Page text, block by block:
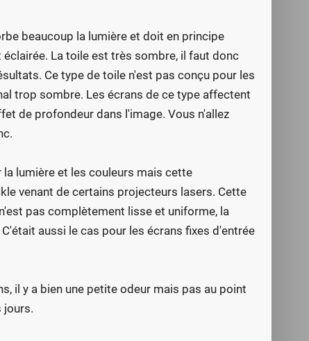
beaucoup la lumière et doit en principe
La toile est très sombre, il faut donc
Ce type de toile n'est pas conçu pour les
trop sombre. Les écrans de ce type affectent
de profondeur dans l'image. Vous n'allez
lumière et les couleurs mais cette
venant de certains projecteurs lasers. Cette
pas complètement lisse et uniforme, la
aussi le cas pour les écrans fixes d'entrée
il y a bien une petite odeur mais pas au point
jours.